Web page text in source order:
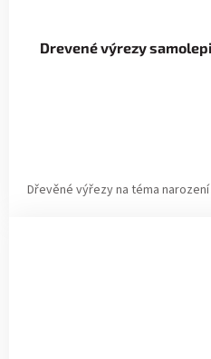
Drevené výrezy
Dřevěné výřezy na téma